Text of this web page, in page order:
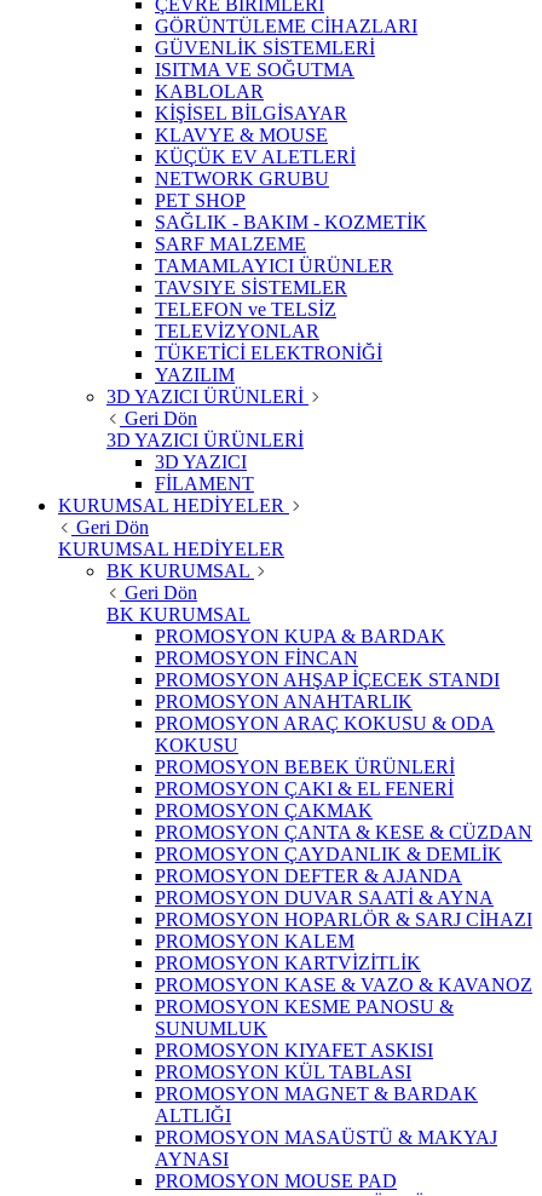
ÇEVRE BİRİMLERİ
GÖRÜNTÜLEME CİHAZLARI
GÜVENLİK SİSTEMLERİ
ISITMA VE SOĞUTMA
KABLOLAR
KİŞİSEL BİLGİSAYAR
KLAVYE & MOUSE
KÜÇÜK EV ALETLERİ
NETWORK GRUBU
PET SHOP
SAĞLIK - BAKIM - KOZMETİK
SARF MALZEME
TAMAMLAYICI ÜRÜNLER
TAVSIYE SİSTEMLER
TELEFON ve TELSİZ
TELEVİZYONLAR
TÜKETİCİ ELEKTRONİĞİ
YAZILIM
3D YAZICI ÜRÜNLERİ
Geri Dön
3D YAZICI ÜRÜNLERİ
3D YAZICI
FİLAMENT
KURUMSAL HEDİYELER
Geri Dön
KURUMSAL HEDİYELER
BK KURUMSAL
Geri Dön
BK KURUMSAL
PROMOSYON KUPA & BARDAK
PROMOSYON FİNCAN
PROMOSYON AHŞAP İÇECEK STANDI
PROMOSYON ANAHTARLIK
PROMOSYON ARAÇ KOKUSU & ODA
KOKUSU
PROMOSYON BEBEK ÜRÜNLERİ
PROMOSYON ÇAKI & EL FENERİ
PROMOSYON ÇAKMAK
PROMOSYON ÇANTA & KESE & CÜZDAN
PROMOSYON ÇAYDANLIK & DEMLİK
PROMOSYON DEFTER & AJANDA
PROMOSYON DUVAR SAATİ & AYNA
PROMOSYON HOPARLÖR & SARJ CİHAZI
PROMOSYON KALEM
PROMOSYON KARTVİZİTLİK
PROMOSYON KASE & VAZO & KAVANOZ
PROMOSYON KESME PANOSU &
SUNUMLUK
PROMOSYON KIYAFET ASKISI
PROMOSYON KÜL TABLASI
PROMOSYON MAGNET & BARDAK
ALTLIĞI
PROMOSYON MASAÜSTÜ & MAKYAJ
AYNASI
PROMOSYON MOUSE PAD